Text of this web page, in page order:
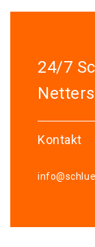
24/7
Kontakt